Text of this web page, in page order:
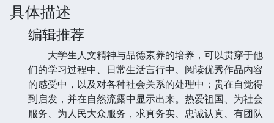
具体描述
编辑推荐
大学生人文精神与品德素养的培养，可以贯穿于他
们的学习过程中、日常生活言行中、阅读优秀作品内容
的感受中，以及对各种社会关系的处理中；贵在自觉得
到启发，并在自然流露中显示出来。热爱祖国、为社会
服务、为人民大众服务，求真务实、忠诚认真、有团队